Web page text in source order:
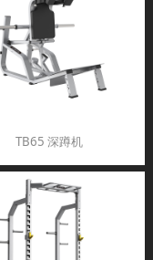
TB65 深蹲机